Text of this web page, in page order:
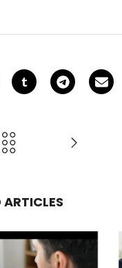
ARTICLES